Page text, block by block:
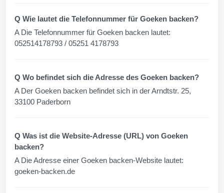
Q Wie lautet die Telefonnummer für Goeken backen?
A Die Telefonnummer für Goeken backen lautet:
052514178793 / 05251 4178793
Q Wo befindet sich die Adresse des Goeken backen?
A Der Goeken backen befindet sich in der Arndtstr. 25,
33100 Paderborn
Q Was ist die Website-Adresse (URL) von Goeken
backen?
A Die Adresse einer Goeken backen-Website lautet:
goeken-backen.de